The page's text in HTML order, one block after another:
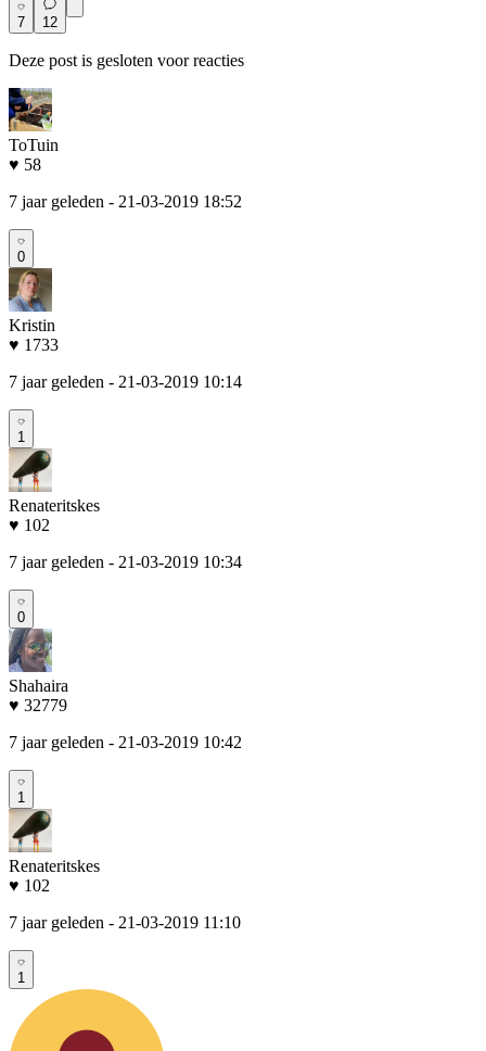
7 12
Deze post is gesloten voor reacties
ToTuin
♥ 58
7 jaar geleden - 21-03-2019 18:52
0
Kristin
♥ 1733
7 jaar geleden - 21-03-2019 10:14
1
Renateritskes
♥ 102
7 jaar geleden - 21-03-2019 10:34
0
Shahaira
♥ 32779
7 jaar geleden - 21-03-2019 10:42
1
Renateritskes
♥ 102
7 jaar geleden - 21-03-2019 11:10
1